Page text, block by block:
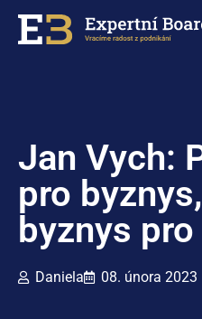
Jan Vych:
pro
byznys
Daniela 08. února 2023